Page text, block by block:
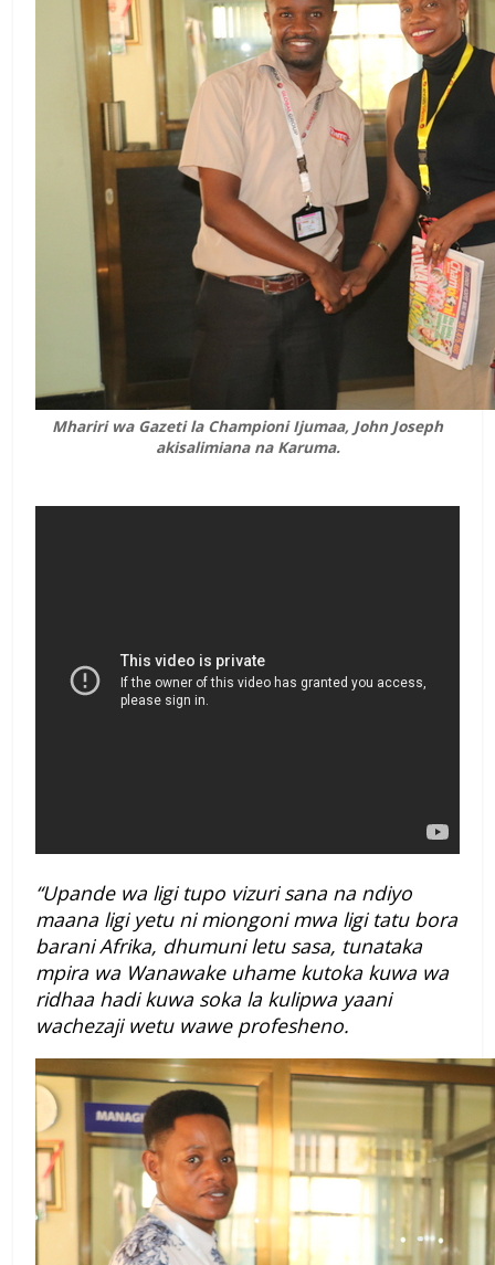
Mhariri wa Gazeti la Championi Ijumaa, John Joseph
akisalimiana na Karuma.
“Upande wa ligi tupo vizuri sana na ndiyo
maana ligi yetu ni miongoni mwa ligi tatu bora
barani Afrika, dhumuni letu sasa, tunataka
mpira wa Wanawake uhame kutoka kuwa wa
ridhaa hadi kuwa soka la kulipwa yaani
wachezaji wetu wawe profesheno.